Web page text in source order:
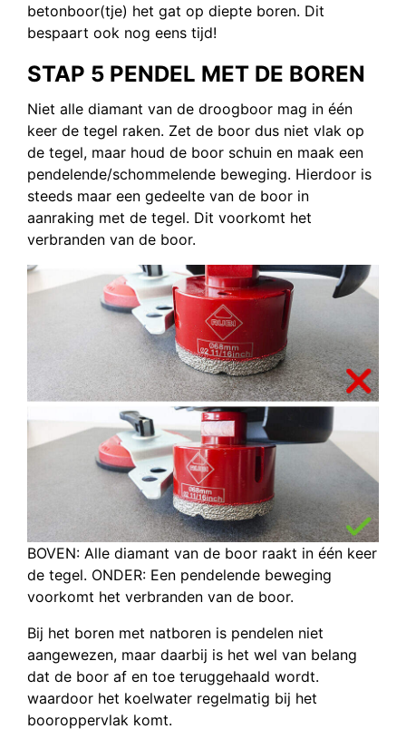
betonboor(tje) het gat op diepte boren. Dit
bespaart ook nog eens tijd!
STAP 5 PENDEL MET DE BOREN
Niet alle diamant van de droogboor mag in één
keer de tegel raken. Zet de boor dus niet vlak op
de tegel, maar houd de boor schuin en maak een
pendelende/schommelende beweging. Hierdoor is
steeds maar een gedeelte van de boor in
aanraking met de tegel. Dit voorkomt het
verbranden van de boor.
BOVEN: Alle diamant van de boor raakt in één keer
de tegel. ONDER: Een pendelende beweging
voorkomt het verbranden van de boor.
Bij het boren met natboren is pendelen niet
aangewezen, maar daarbij is het wel van belang
dat de boor af en toe teruggehaald wordt.
waardoor het koelwater regelmatig bij het
booroppervlak komt.